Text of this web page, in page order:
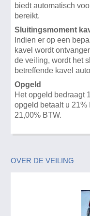
biedt automatisch
bereikt.
Sluitingsmoment
Indien er op een
kavel wordt
de veiling, wordt het
betreffende kavel
Opgeld
Het opgeld bedraagt
opgeld betaalt u 21%
21,00% BTW.
OVER DE VEILING